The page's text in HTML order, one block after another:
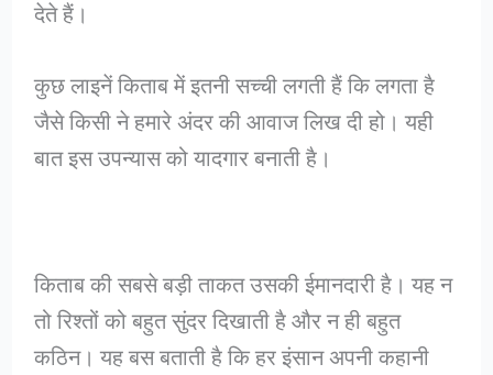
देते हैं।
कुछ लाइनें किताब में इतनी सच्ची लगती हैं कि लगता है
जैसे किसी ने हमारे अंदर की आवाज लिख दी हो। यही
बात इस उपन्यास को यादगार बनाती है।
किताब की सबसे बड़ी ताकत उसकी ईमानदारी है। यह न
तो रिश्तों को बहुत सुंदर दिखाती है और न ही बहुत
कठिन। यह बस बताती है कि हर इंसान अपनी कहानी